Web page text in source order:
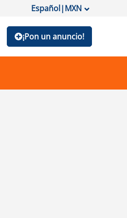
Español|MXN
¡Pon un anuncio!